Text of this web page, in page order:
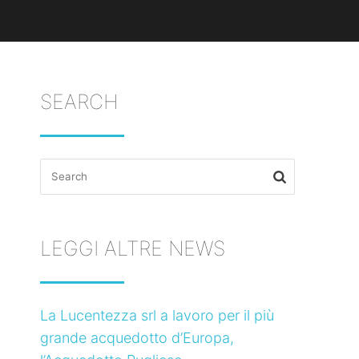
SEARCH
Search
for:
LEGGI ALTRE NEWS
La Lucentezza srl a lavoro per il più
grande acquedotto d’Europa,